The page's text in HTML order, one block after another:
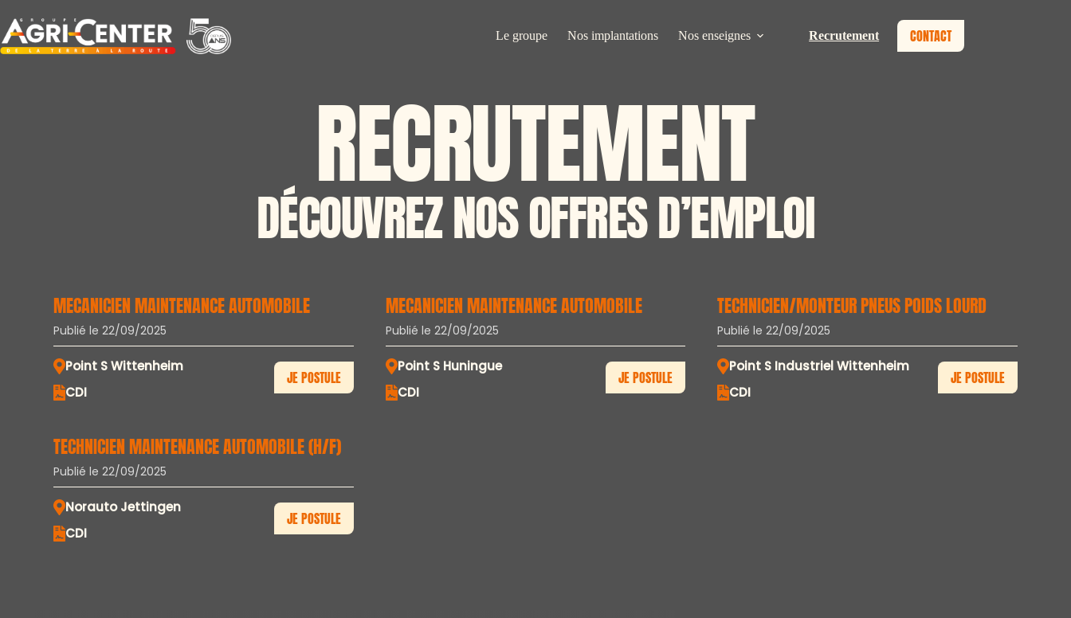
contenu
Le groupe Nos implantations Nos enseignes Recrutement CONTACT
RECRUTEMENT
DÉCOUVREZ NOS OFFRES D’EMPLOI
MECANICIEN MAINTENANCE AUTOMOBILE
Publié le 22/09/2025
Point S Wittenheim
CDI
JE POSTULE
MECANICIEN MAINTENANCE AUTOMOBILE
Publié le 22/09/2025
Point S Huningue
CDI
JE POSTULE
TECHNICIEN/MONTEUR PNEUS POIDS LOURD
Publié le 22/09/2025
Point S Industriel Wittenheim
CDI
JE POSTULE
TECHNICIEN MAINTENANCE AUTOMOBILE (H/F)
Publié le 22/09/2025
Norauto Jettingen
CDI
JE POSTULE